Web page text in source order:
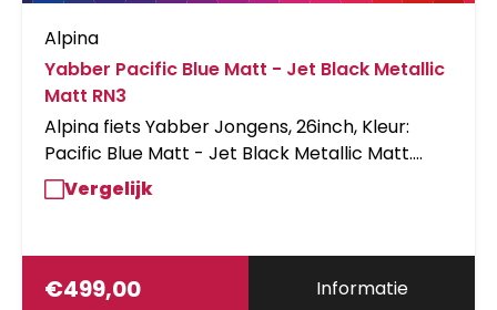
Alpina
Yabber Pacific Blue Matt - Jet Black Metallic
Matt RN3
Alpina fiets Yabber Jongens, 26inch, Kleur:
Pacific Blue Matt - Jet Black Metallic Matt.
Uitgerust met achter een Shimano remnaaf
met 3 versnellingen en V-brakes voor en
onder de lak. Kleurnummers: PMS 7714 C Matt
- RAL 9005 Met Matt.
Vergelijk
€499,00 Informatie